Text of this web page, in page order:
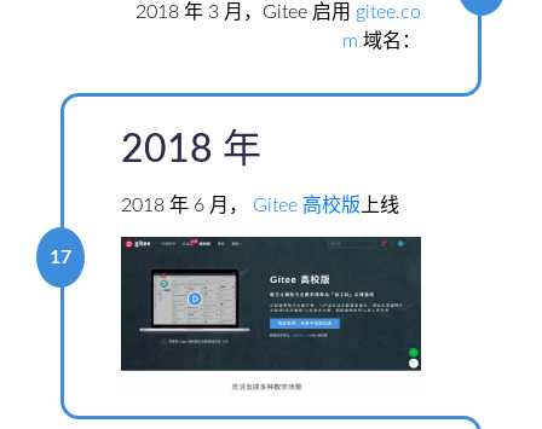
2018 年 3 月，Gitee 启用 gitee.co
m 域名：
17
2018 年
2018 年 6 月， Gitee 高校版 上线